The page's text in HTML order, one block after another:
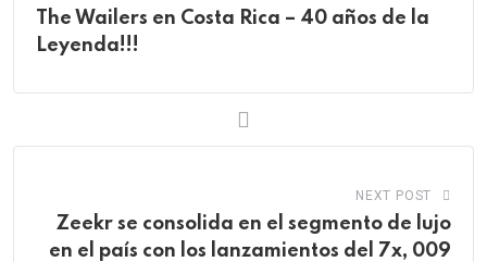
The Wailers en Costa Rica – 40 años de la
Leyenda!!!
NEXT POST
Zeekr se consolida en el segmento de lujo
en el país con los lanzamientos del 7x, 009